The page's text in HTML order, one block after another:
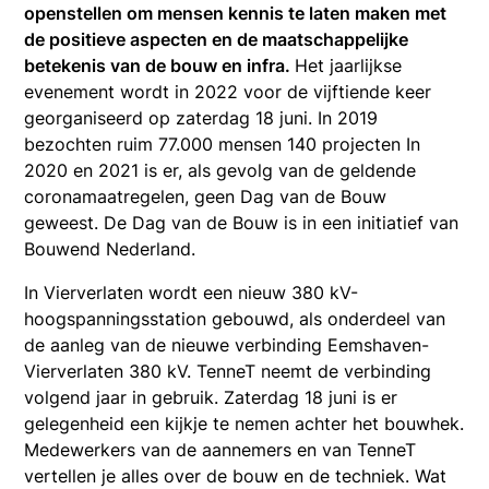
openstellen om mensen kennis te laten maken met
de positieve aspecten en de maatschappelijke
betekenis van de bouw en infra. Het jaarlijkse
evenement wordt in 2022 voor de vijftiende keer
georganiseerd op zaterdag 18 juni. In 2019
bezochten ruim 77.000 mensen 140 projecten In
2020 en 2021 is er, als gevolg van de geldende
coronamaatregelen, geen Dag van de Bouw
geweest. De Dag van de Bouw is in een initiatief van
Bouwend Nederland.
In Vierverlaten wordt een nieuw 380 kV-
hoogspanningsstation gebouwd, als onderdeel van
de aanleg van de nieuwe verbinding Eemshaven-
Vierverlaten 380 kV. TenneT neemt de verbinding
volgend jaar in gebruik. Zaterdag 18 juni is er
gelegenheid een kijkje te nemen achter het bouwhek.
Medewerkers van de aannemers en van TenneT
vertellen je alles over de bouw en de techniek. Wat